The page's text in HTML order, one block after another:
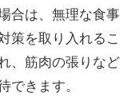
合は、無理な食事
策を取り入れるこ
、筋肉の張りなど
できます。